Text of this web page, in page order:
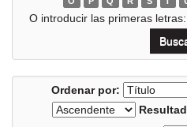
O introducir las primeras letras:
Ordenar por: